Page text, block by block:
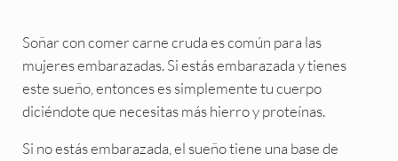
Soñar con comer carne cruda es común para las
mujeres embarazadas. Si estás embarazada y tienes
este sueño, entonces es simplemente tu cuerpo
diciéndote que necesitas más hierro y proteínas.
Si no estás embarazada, el sueño tiene una base de